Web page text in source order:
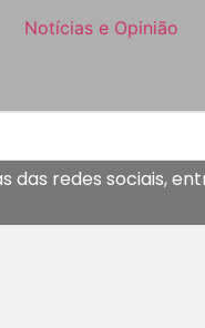
Notícias e Opinião
redes sociais,